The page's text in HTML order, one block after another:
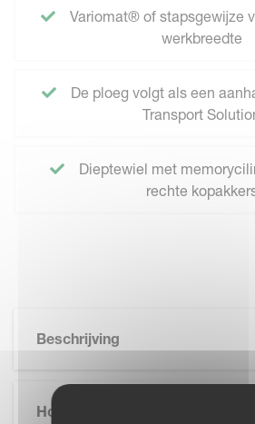
Variomat® of stapsgewijze
werkbreedte
De ploeg volgt als een
Transport
Dieptewiel met
rechte
Beschrijving
Hoogtepunten